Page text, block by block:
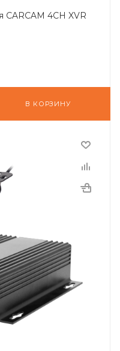
4CH XVR
В КОРЗИНУ